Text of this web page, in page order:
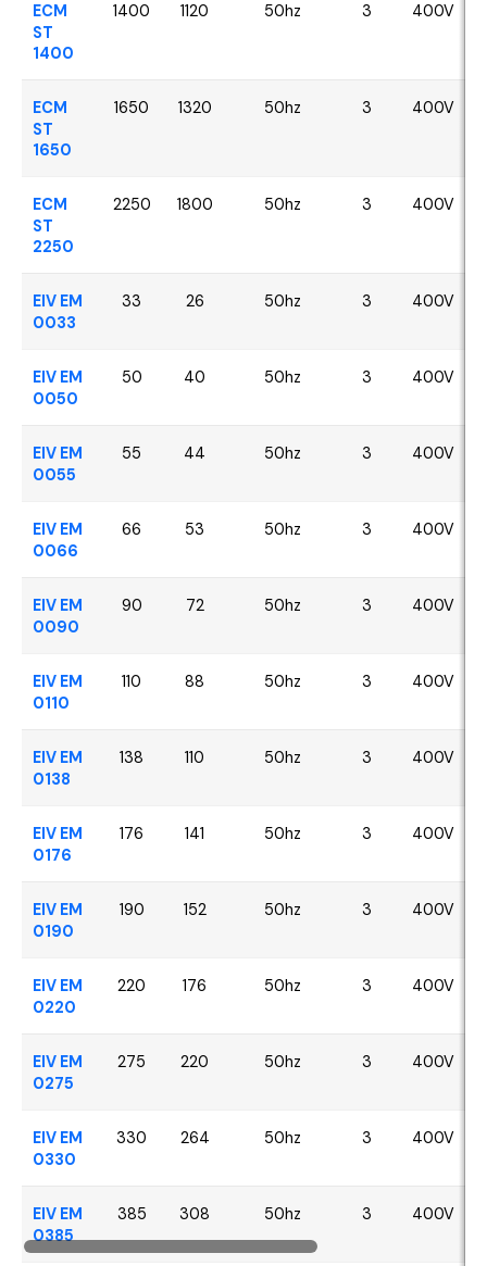
ECM
ST
1400
1400 1120 50hz 3 400V
ECM
ST
1650
1650 1320 50hz 3 400V
ECM
ST
2250
2250 1800 50hz 3 400V
EIV EM
0033
33 26 50hz 3 400V
EIV EM
0050
50 40 50hz 3 400V
EIV EM
0055
55 44 50hz 3 400V
EIV EM
0066
66 53 50hz 3 400V
EIV EM
0090
90 72 50hz 3 400V
EIV EM
0110
110 88 50hz 3 400V
EIV EM
0138
138 110 50hz 3 400V
EIV EM
0176
176 141 50hz 3 400V
EIV EM
0190
190 152 50hz 3 400V
EIV EM
0220
220 176 50hz 3 400V
EIV EM
0275
275 220 50hz 3 400V
EIV EM
0330
330 264 50hz 3 400V
EIV EM
0385
385 308 50hz 3 400V